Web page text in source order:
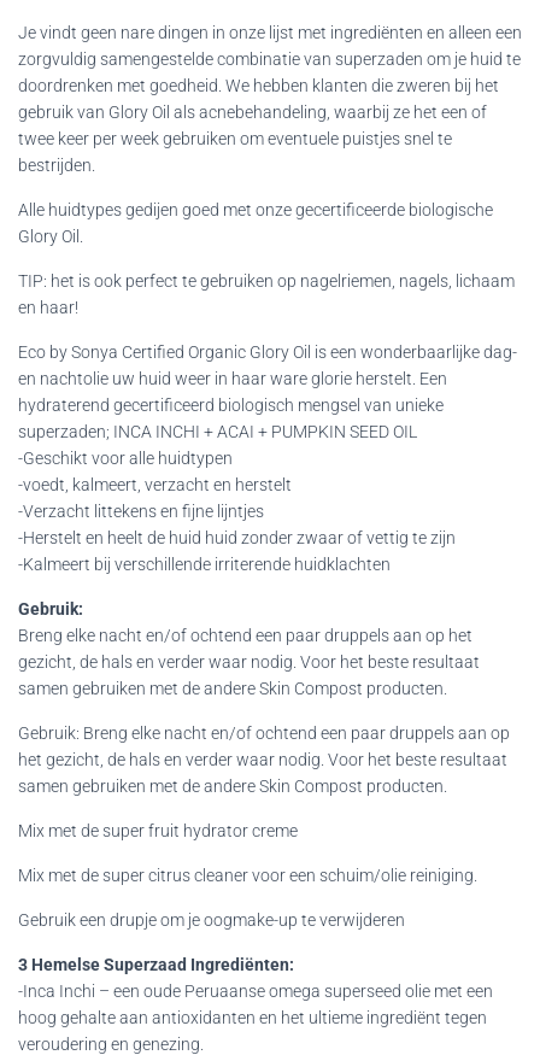
Je vindt geen nare dingen in onze lijst met ingrediënten en alleen een
zorgvuldig samengestelde combinatie van superzaden om je huid te
doordrenken met goedheid. We hebben klanten die zweren bij het
gebruik van Glory Oil als acnebehandeling, waarbij ze het een of
twee keer per week gebruiken om eventuele puistjes snel te
bestrijden.
Alle huidtypes gedijen goed met onze gecertificeerde biologische
Glory Oil.
TIP: het is ook perfect te gebruiken op nagelriemen, nagels, lichaam
en haar!
Eco by Sonya Certified Organic Glory Oil is een wonderbaarlijke dag-
en nachtolie uw huid weer in haar ware glorie herstelt. Een
hydraterend gecertificeerd biologisch mengsel van unieke
superzaden; INCA INCHI + ACAI + PUMPKIN SEED OIL
-Geschikt voor alle huidtypen
-voedt, kalmeert, verzacht en herstelt
-Verzacht littekens en fijne lijntjes
-Herstelt en heelt de huid huid zonder zwaar of vettig te zijn
-Kalmeert bij verschillende irriterende huidklachten
Gebruik:
Breng elke nacht en/of ochtend een paar druppels aan op het
gezicht, de hals en verder waar nodig. Voor het beste resultaat
samen gebruiken met de andere Skin Compost producten.
Gebruik: Breng elke nacht en/of ochtend een paar druppels aan op
het gezicht, de hals en verder waar nodig. Voor het beste resultaat
samen gebruiken met de andere Skin Compost producten.
Mix met de super fruit hydrator creme
Mix met de super citrus cleaner voor een schuim/olie reiniging.
Gebruik een drupje om je oogmake-up te verwijderen
3 Hemelse Superzaad Ingrediënten:
-Inca Inchi – een oude Peruaanse omega superseed olie met een
hoog gehalte aan antioxidanten en het ultieme ingrediënt tegen
veroudering en genezing.